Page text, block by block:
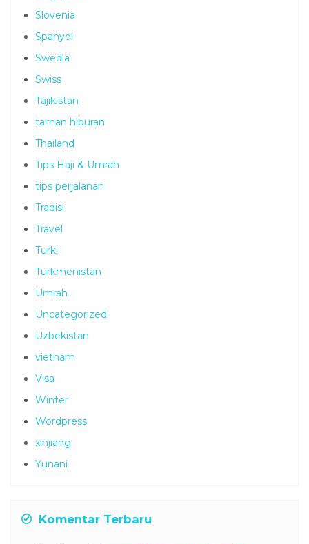
Slovenia
Spanyol
Swedia
Swiss
Tajikistan
taman hiburan
Thailand
Tips Haji & Umrah
tips perjalanan
Tradisi
Travel
Turki
Turkmenistan
Umrah
Uncategorized
Uzbekistan
vietnam
Visa
Winter
Wordpress
xinjiang
Yunani
Komentar Terbaru